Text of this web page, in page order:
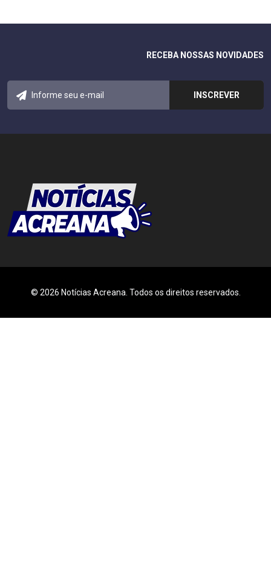
RECEBA NOSSAS NOVIDADES
© 2026 Notícias Acreana. Todos os direitos reservados.